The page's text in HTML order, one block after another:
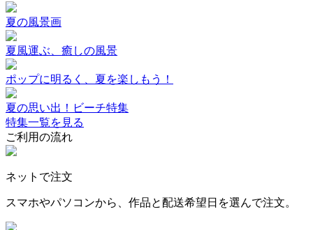
夏の風景画
夏風運ぶ、癒しの風景
ポップに明るく、夏を楽しもう！
夏の思い出！ビーチ特集
特集一覧を見る
ご利用の流れ
ネットで注文
スマホやパソコンから、作品と配送希望日を選んで注文。